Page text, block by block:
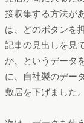
接収集する方法が
は、どのボタンを
記事の見出しを見
か、というデータ
に、自社製のデー
敷居を下げました。